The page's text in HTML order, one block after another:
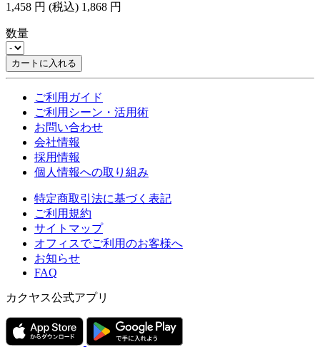
1,458 円 (税込) 1,868 円
数量
カートに入れる
ご利用ガイド
ご利用シーン・活用術
お問い合わせ
会社情報
採用情報
個人情報への取り組み
特定商取引法に基づく表記
ご利用規約
サイトマップ
オフィスでご利用のお客様へ
お知らせ
FAQ
カクヤス公式アプリ